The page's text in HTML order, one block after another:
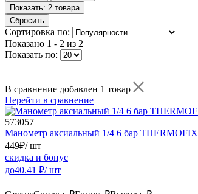
Показать: 2 товара
Сбросить
Сортировка по:
Показано 1 - 2 из 2
Показать по:
В сравнение добавлен 1 товар
Перейти в сравнение
573057
Манометр аксиальный 1/4 6 бар THERMOFIX
449₽/ шт
скидка и бонус
до40.41 ₽/ шт